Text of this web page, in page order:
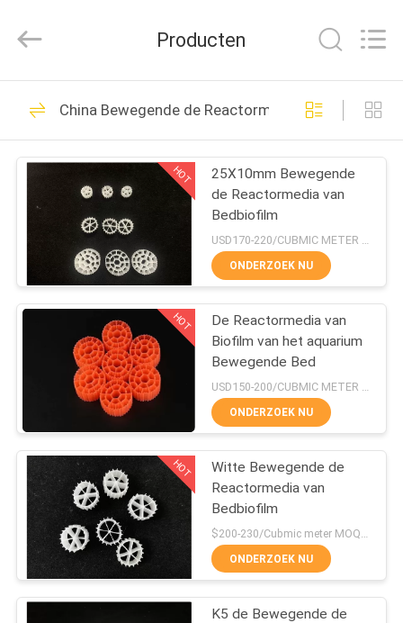
THUIS
PRODUCTEN
OVER
ONS
FABRIEKSTOCHT
KWALITEITSCONTROLE
CONTACT
MET
ONS
OP
VRAAG
Rights
by
mbbr biofilter media
23
mbbr biomedia
22
De Media van de
Mbbrfilter
Producten
China Bewegende de Reactormedia van Bedbiofilm
HOT
25X10mm Bewegende
de Reactormedia van
Bedbiofilm
USD170-220/CUBMIC METER MOQ:1CubmicMeter
ONDERZOEK NU
HOT
De Reactormedia van
Biofilm van het aquarium
Bewegende Bed
ONDERZOEK NU
HOT
Witte Bewegende de
Reactormedia van
Bedbiofilm
ONDERZOEK NU
K5 de Bewegende de